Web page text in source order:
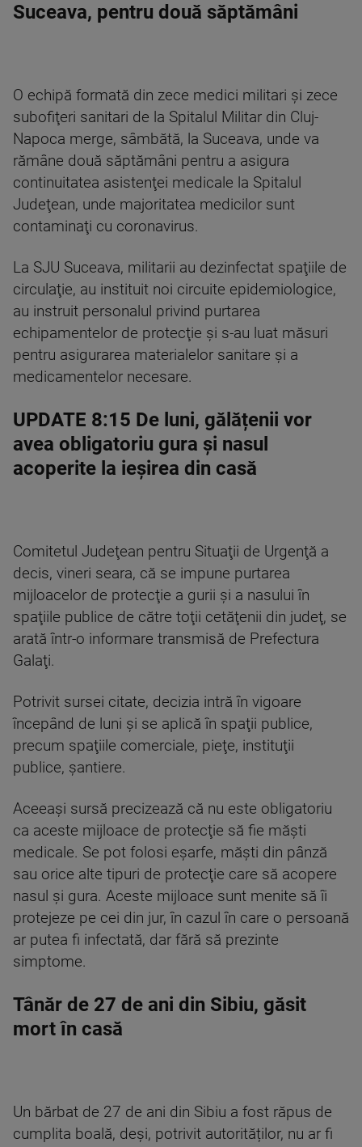
Suceava, pentru două săptămâni
O echipă formată din zece medici militari şi zece
subofiţeri sanitari de la Spitalul Militar din Cluj-
Napoca merge, sâmbătă, la Suceava, unde va
rămâne două săptămâni pentru a asigura
continuitatea asistenţei medicale la Spitalul
Judeţean, unde majoritatea medicilor sunt
contaminaţi cu coronavirus.
La SJU Suceava, militarii au dezinfectat spaţiile de
circulaţie, au instituit noi circuite epidemiologice,
au instruit personalul privind purtarea
echipamentelor de protecţie şi s-au luat măsuri
pentru asigurarea materialelor sanitare şi a
medicamentelor necesare.
UPDATE 8:15 De luni, gălățenii vor
avea obligatoriu gura şi nasul
acoperite la ieşirea din casă
Comitetul Judeţean pentru Situaţii de Urgenţă a
decis, vineri seara, că se impune purtarea
mijloacelor de protecţie a gurii şi a nasului în
spaţiile publice de către toţii cetăţenii din judeţ, se
arată într-o informare transmisă de Prefectura
Galaţi.
Potrivit sursei citate, decizia intră în vigoare
începând de luni şi se aplică în spaţii publice,
precum spaţiile comerciale, pieţe, instituţii
publice, şantiere.
Aceeaşi sursă precizează că nu este obligatoriu
ca aceste mijloace de protecţie să fie măşti
medicale. Se pot folosi eşarfe, măşti din pânză
sau orice alte tipuri de protecţie care să acopere
nasul şi gura. Aceste mijloace sunt menite să îi
protejeze pe cei din jur, în cazul în care o persoană
ar putea fi infectată, dar fără să prezinte
simptome.
Tânăr de 27 de ani din Sibiu, găsit
mort în casă
Un bărbat de 27 de ani din Sibiu a fost răpus de
cumplita boală, deși, potrivit autorităților, nu ar fi